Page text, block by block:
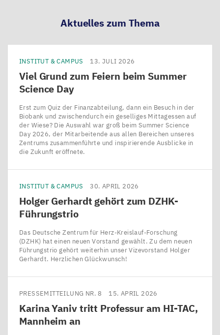
Aktuelles zum Thema
INSTITUT & CAMPUS 13. JULI 2026
Viel Grund zum Feiern beim Summer
Science Day
Erst zum Quiz der Finanzabteilung, dann ein Besuch in der
Biobank und zwischendurch ein geselliges Mittagessen auf
der Wiese? Die Auswahl war groß beim Summer Science
Day 2026, der Mitarbeitende aus allen Bereichen unseres
Zentrums zusammenführte und inspirierende Ausblicke in
die Zukunft eröffnete.
INSTITUT & CAMPUS 30. APRIL 2026
Holger Gerhardt gehört zum DZHK-
Führungstrio
Das Deutsche Zentrum für Herz-Kreislauf-Forschung
(DZHK) hat einen neuen Vorstand gewählt. Zu dem neuen
Führungstrio gehört weiterhin unser Vizevorstand Holger
Gerhardt. Herzlichen Glückwunsch!
PRESSEMITTEILUNG NR. 8 15. APRIL 2026
Karina Yaniv tritt Professur am HI-TAC,
Mannheim an